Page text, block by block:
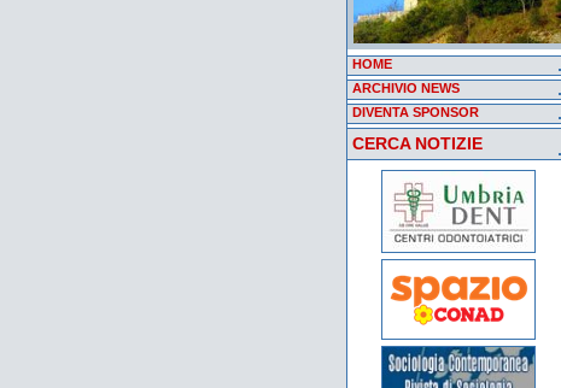
HOME
ARCHIVIO NEWS
DIVENTA SPONSOR
CERCA NOTIZIE